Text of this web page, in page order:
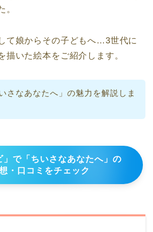
。
て娘からその子どもへ…3世代に
描いた絵本をご紹介します。
いさなあなたへ」の魅力を解説しま
」で「ちいさなあなたへ」の
・口コミをチェック